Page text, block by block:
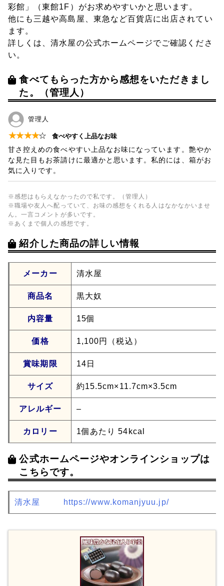
彩館」（東館1F）がお求めやすいかと思います。
他にも三越や高島屋、東急など百貨店に出店されてい
ます。
詳しくは、清水屋の公式ホームページでご確認くださ
い。
食べてもらった方から感想をいただきまし
た。（管理人）
管理人
★★★★☆ 食べやすく上品なお味
甘さ控えめの食べやすい上品なお味になっています。艶やか
な見た目もお茶請けに最適かと思います。私的には、箱がお
気に入りです。
※感想はもらえなかったので私です。（管理人）
※職場や友人へ配っていて、お味の感想をくれる人はなかなかいませ
ん。一言コメントが多いです。
※あくまで個人の感想です。
紹介した商品の詳しい情報
メーカー 清水屋
商品名 黒大奴
内容量 15個
価格 1,100円（税込）
賞味期限 14日
サイズ 約15.5cm×11.7cm×3.5cm
アレルギー –
カロリー 1個あたり 54kcal
公式ホームページやオンラインショップは
こちらです。
清水屋 https://www.komanjyuu.jp/